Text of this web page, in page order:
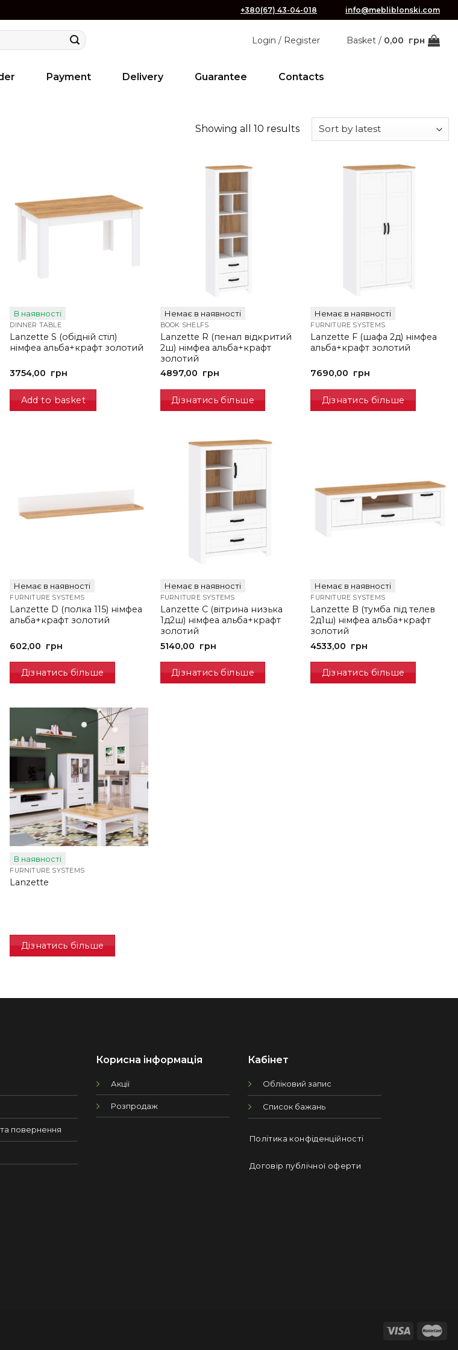
+380(67) 43-04-018 info@mebliblonski.com
Login / Register Basket / 0,00 грн
Payment Delivery Guarantee Contacts
Showing all 10 results
В наявності
DINNER TABLE
Lanzette S (обідній стіл)
німфеа альба+крафт золотий
3754,00 грн
Add to basket
Немає в наявності
BOOK SHELFS
Lanzette R (пенал відкритий
2ш) німфеа альба+крафт
золотий
4897,00 грн
Дізнатись більше
Немає в наявності
FURNITURE SYSTEMS
Lanzette F (шафа 2д) німфеа
альба+крафт золотий
7690,00 грн
Дізнатись більше
Немає в наявності
FURNITURE SYSTEMS
Lanzette D (полка 115) німфеа
альба+крафт золотий
602,00 грн
Дізнатись більше
Немає в наявності
FURNITURE SYSTEMS
Lanzette C (вітрина низька
1д2ш) німфеа альба+крафт
золотий
5140,00 грн
Дізнатись більше
Немає в наявності
FURNITURE SYSTEMS
Lanzette B (тумба під телев
2д1ш) німфеа альба+крафт
золотий
4533,00 грн
Дізнатись більше
В наявності
FURNITURE SYSTEMS
Lanzette
Дізнатись більше
повернення
Корисна інформація
Акції
Розпродаж
Кабінет
Обліковий запис
Список бажань
Політика конфіденційності
Договір публічної оферти